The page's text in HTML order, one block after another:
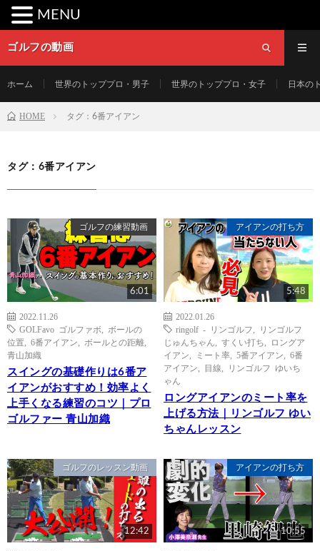
ゴルフの動画
ホーム 世界のトッププロ・男子 世界のトッププロ・女子 日本の
HOME タグ：6番アイアン
タグ：6番アイアン
ゴルフの練習動画
6:01
2022.11.26
GOLFavo ゴルファボ
ボールの
位置
6番アイアン ボールとの距離
青山加織
スイングの基礎作りは6番ア
イアンがおすすめ！効率よく
上手くなる練習のコツ｜プロ
ゴルファー 青山加織
アイアンの打ち方
5:48
2022.01.26
ringolf - リンゴルフ
リンゴルフ
じゅんちゃん
すくい打ち
ロングア
イアン
ミート率 5番アイアン
6番
アイアン
目線
リンゴルフ ゆいち
ゃん
ロングアイアンのミート率を
上げる方法｜リンゴルフ ゆい
ちゃんレッスン
ゴルフのレッスン動画
12:42
アイアンの打ち方
10:55
MENU